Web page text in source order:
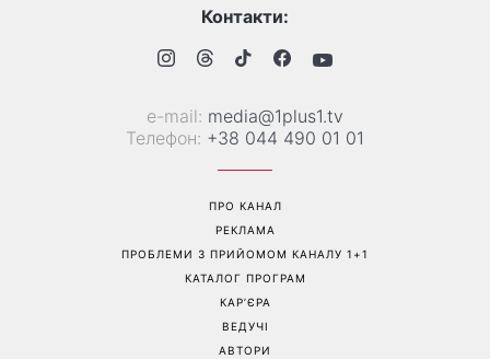
Роман та ще двоє
іменинників - чому цього
витісняє нюд: виглядає
дорого та пасує до всього